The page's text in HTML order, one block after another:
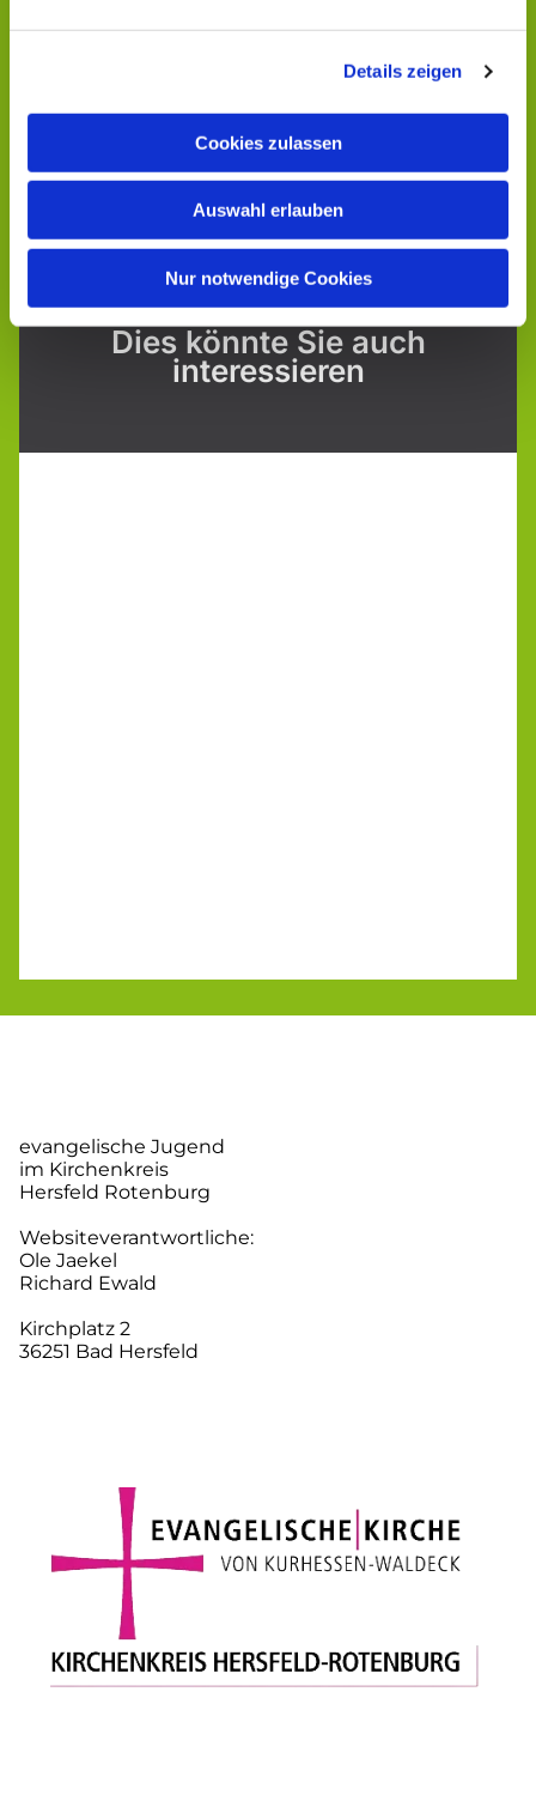
Details zeigen
Cookies zulassen
Auswahl erlauben
Nur notwendige Cookies
Dies könnte Sie auch
interessieren
evangelische Jugend
im Kirchenkreis
Hersfeld Rotenburg
Websiteverantwortliche:
Ole Jaekel
Richard Ewald
Kirchplatz 2
36251 Bad Hersfeld